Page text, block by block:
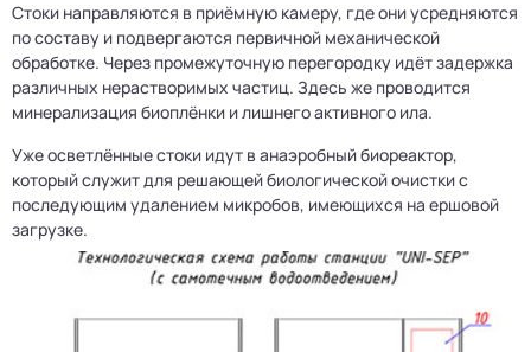
Стоки направляются в приёмную камеру, где они усредняются
по составу и подвергаются первичной механической
обработке. Через промежуточную перегородку идёт задержка
различных нерастворимых частиц. Здесь же проводится
минерализация биоплёнки и лишнего активного ила.
Уже осветлённые стоки идут в анаэробный биореактор,
который служит для решающей биологической очистки с
последующим удалением микробов, имеющихся на ершовой
загрузке.